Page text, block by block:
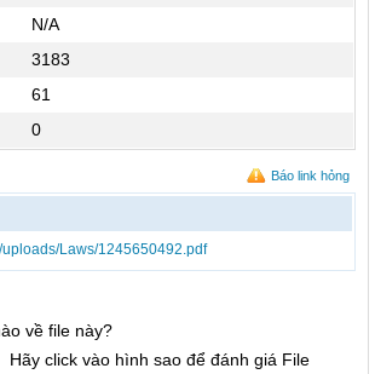
N/A
3183
61
0
Báo link hỏng
uploads/Laws/1245650492.pdf
về file này?
Hãy click vào hình sao để đánh giá File